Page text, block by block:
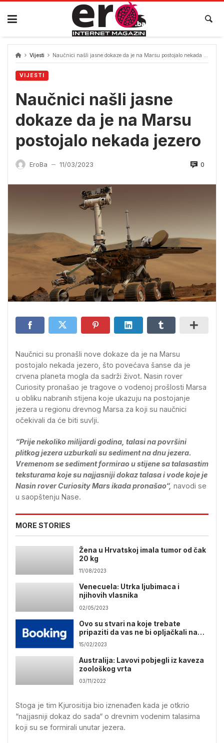
Skip
content
Vijesti Naučnici našli jasne dokaze da je na Marsu postojalo nekada jezero
VIJESTI
Naučnici našli jasne
dokaze da je na Marsu
postojalo nekada jezero
EroBa — 11/03/2023 0
Naučnici su pronašli nove dokaze da je na Marsu
postojalo nekada jezero, što povećava šanse da je
crvena planeta mogla da sadrži život. Nasin rover
Curiosity pronašao je tragove o vodenoj prošlosti Marsa
u obliku nabranih stijena koje ukazuju na postojanje
jezera u regionu drevnog Marsa za koji su naučnici
očekivali da će biti suvlji.
“Prije nekoliko milijardi godina, talasi na površini
plitkog jezera uzburkali su sediment na dnu jezera.
Vremenom se sediment formirao u stijene sa talasastim
teksturama koje su najjasniji dokaz talasa i vode koje je
Nasin rover Curiosity Mars ikada pronašao“, navodi se
u saopštenju Nase.
MORE STORIES
Žena u Hrvatskoj imala tumor od čak
20 kg
11/08/2023
Venecuela: Utrka ljubimaca i
njihovih vlasnika
02/05/2023
Ovo su stvari na koje trebate
pripaziti da vas ne bi opljačkali na
Bookingu
15/02/2023
Australija: Lavovi pobjegli iz kaveza
zoološkog vrta
03/11/2022
Stoga je tim Kjurositija bio iznenađen kada je otkrio
“najjasniji dokaz do sada“ o drevnim vodenim talasima
koji su se formirali unutar jezera.